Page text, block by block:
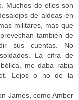
Muchos de ellos son
de aldeas en
militares, más que
también de
sus cuentas. No
La cifra de
me daba rabia
Lejos o no de la
James, como Amber